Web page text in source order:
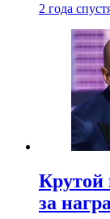
2 года
Крутой
за